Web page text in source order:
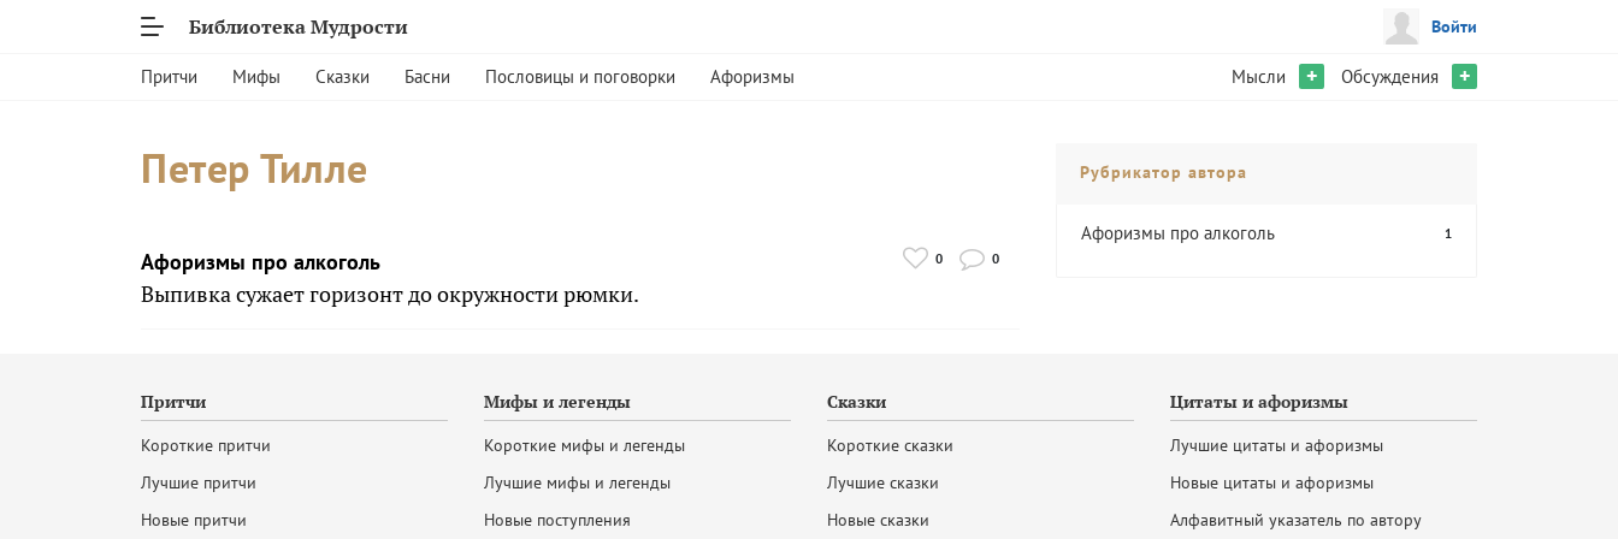
Библиотека Мудрости Войти
Притчи Мифы Сказки Басни Пословицы и поговорки Афоризмы Мысли + Обсуждения +
Петер Тилле
Афоризмы про алкоголь
Выпивка сужает горизонт до окружности рюмки.
0 0
Рубрикатор автора
Афоризмы про алкоголь 1
Притчи
Короткие притчи
Лучшие притчи
Новые притчи
Мифы и легенды
Короткие мифы и легенды
Лучшие мифы и легенды
Новые поступления
Сказки
Короткие сказки
Лучшие сказки
Новые сказки
Цитаты и афоризмы
Лучшие цитаты и афоризмы
Новые цитаты и афоризмы
Алфавитный указатель по автору